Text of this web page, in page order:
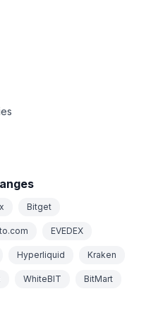
Bitget
EVEDEX
Hyperliquid Kraken
WhiteBIT BitMart